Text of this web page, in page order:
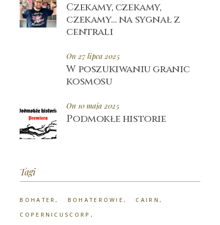
Czekamy, czekamy,
czekamy… na sygnał z
centrali
On 27 lipca 2025
W poszukiwaniu granic
kosmosu
On 10 maja 2025
Podmokłe historie
Tagi
BOHATER BOHATEROWIE
CAIRN
COPERNICUSCORP